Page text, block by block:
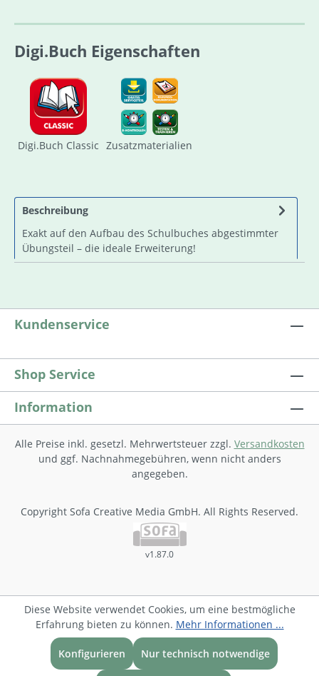
Digi.Buch Eigenschaften
Digi.Buch Classic Zusatzmaterialien
Beschreibung
Exakt auf den Aufbau des Schulbuches abgestimmter
Übungsteil – die ideale Erweiterung!
Kundenservice
Shop Service
Information
Alle Preise inkl. gesetzl. Mehrwertsteuer zzgl. Versandkosten
und ggf. Nachnahmegebühren, wenn nicht anders
angegeben.
Copyright Sofa Creative Media GmbH. All Rights Reserved.
v1.87.0
Diese Website verwendet Cookies, um eine bestmögliche
Erfahrung bieten zu können. Mehr Informationen ...
Nur technisch notwendige
Konfigurieren